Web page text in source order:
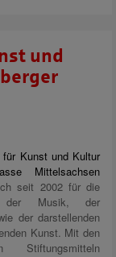
und
Kunst und Kultur
Mittelsachsen
seit 2002 für die
der Musik, der
der darstellenden
Kunst. Mit den
Stiftungsmitteln